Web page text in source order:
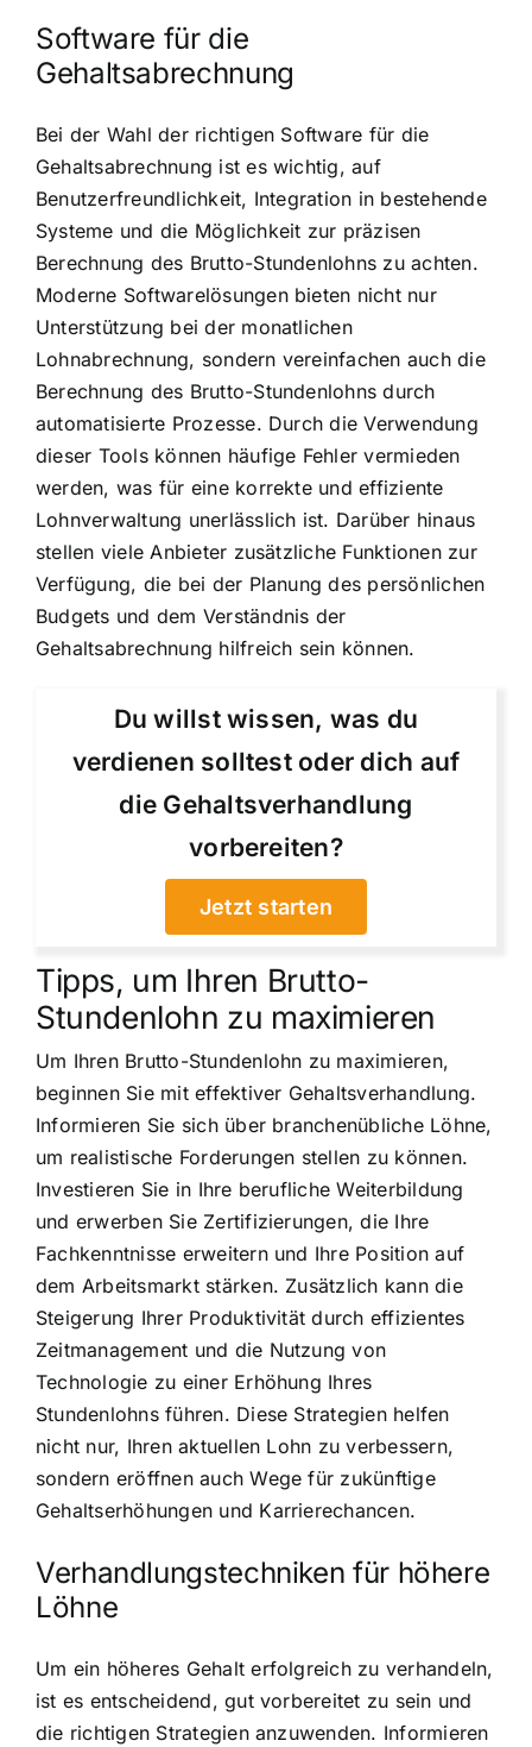
Software für die
Gehaltsabrechnung
Bei der Wahl der richtigen Software für die
Gehaltsabrechnung ist es wichtig, auf
Benutzerfreundlichkeit, Integration in bestehende
Systeme und die Möglichkeit zur präzisen
Berechnung des Brutto-Stundenlohns zu achten.
Moderne Softwarelösungen bieten nicht nur
Unterstützung bei der monatlichen
Lohnabrechnung, sondern vereinfachen auch die
Berechnung des Brutto-Stundenlohns durch
automatisierte Prozesse. Durch die Verwendung
dieser Tools können häufige Fehler vermieden
werden, was für eine korrekte und effiziente
Lohnverwaltung unerlässlich ist. Darüber hinaus
stellen viele Anbieter zusätzliche Funktionen zur
Verfügung, die bei der Planung des persönlichen
Budgets und dem Verständnis der
Gehaltsabrechnung hilfreich sein können.
Du willst wissen, was du
verdienen solltest oder dich auf
die Gehaltsverhandlung
vorbereiten?
Jetzt starten
Tipps, um Ihren Brutto-
Stundenlohn zu maximieren
Um Ihren Brutto-Stundenlohn zu maximieren,
beginnen Sie mit effektiver Gehaltsverhandlung.
Informieren Sie sich über branchenübliche Löhne,
um realistische Forderungen stellen zu können.
Investieren Sie in Ihre berufliche Weiterbildung
und erwerben Sie Zertifizierungen, die Ihre
Fachkenntnisse erweitern und Ihre Position auf
dem Arbeitsmarkt stärken. Zusätzlich kann die
Steigerung Ihrer Produktivität durch effizientes
Zeitmanagement und die Nutzung von
Technologie zu einer Erhöhung Ihres
Stundenlohns führen. Diese Strategien helfen
nicht nur, Ihren aktuellen Lohn zu verbessern,
sondern eröffnen auch Wege für zukünftige
Gehaltserhöhungen und Karrierechancen.
Verhandlungstechniken für höhere
Löhne
Um ein höheres Gehalt erfolgreich zu verhandeln,
ist es entscheidend, gut vorbereitet zu sein und
die richtigen Strategien anzuwenden. Informieren